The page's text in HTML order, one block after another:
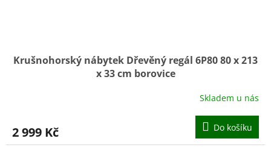
Krušnohorský nábytek Dřevěný regál 6P80 80 x 213
x 33 cm borovice
Skladem u nás
2 999 Kč Do košíku